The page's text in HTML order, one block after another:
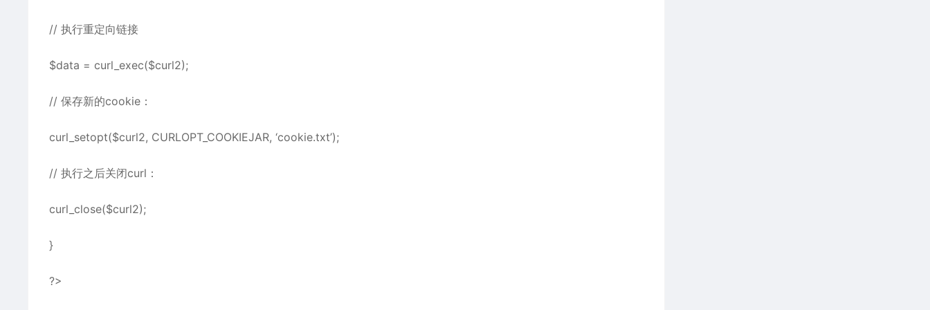
// 执行重定向链接
$data = curl_exec($curl2);
// 保存新的cookie：
curl_setopt($curl2, CURLOPT_COOKIEJAR, ‘cookie.txt’);
// 执行之后关闭curl：
curl_close($curl2);
}
?>